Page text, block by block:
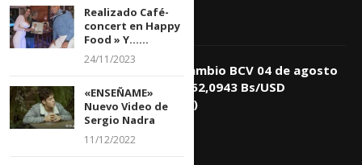
04/08/2026
Tasa de Cambio BCV 04 de agosto
de 2026: 752,0943 Bs/USD
(+0,4418%)
04/08/2026
Realizado Café-
concert en Happy
Food » Y…...
24/11/2023
«ENSEÑAME»
Nuevo Video de
Sergio Nadra
11/12/2022